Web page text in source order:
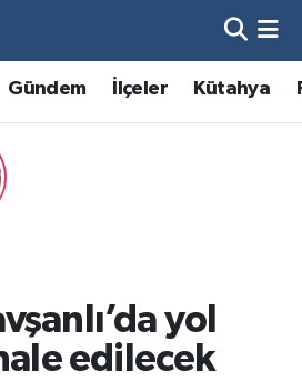
Gündem İlçeler Kütahya
yol
edilecek
ve Fikstür